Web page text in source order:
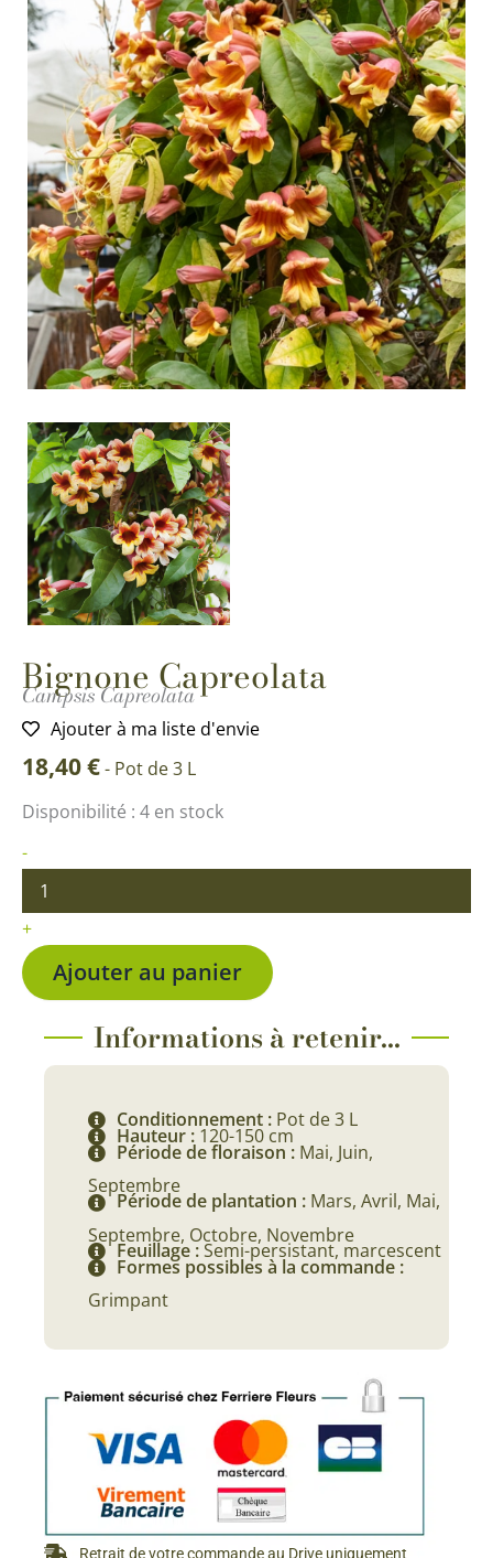
Bignone Capreolata
Campsis Capreolata
Ajouter à ma liste d'envie
18,40€- Pot de 3 L
Disponibilité : 4 en stock
-
quantité
Bignone
Capreolata
+
Ajouter au panier
Informations à retenir...
Conditionnement : Pot de 3 L
Hauteur : 120-150 cm
Période de floraison : Mai, Juin,
Septembre
Période de plantation : Mars, Avril, Mai,
Septembre, Octobre, Novembre
Feuillage :Semi-persistant, marcescent
Formes possibles à la commande :
Grimpant
Retrait de votre commande au Drive uniquement